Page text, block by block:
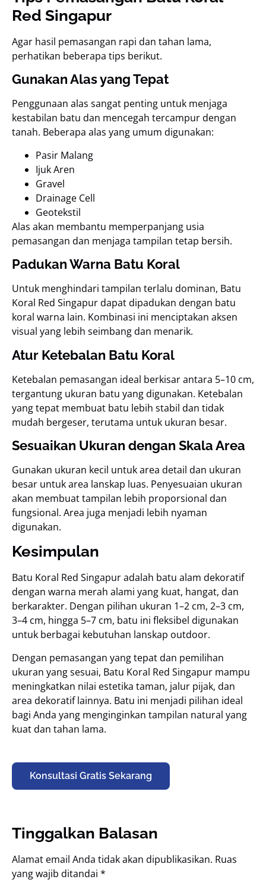
Red Singapur
Agar hasil pemasangan rapi dan tahan lama,
perhatikan beberapa tips berikut.
Gunakan Alas yang Tepat
Penggunaan alas sangat penting untuk menjaga
kestabilan batu dan mencegah tercampur dengan
tanah. Beberapa alas yang umum digunakan:
Pasir Malang
Ijuk Aren
Gravel
Drainage Cell
Geotekstil
Alas akan membantu memperpanjang usia
pemasangan dan menjaga tampilan tetap bersih.
Padukan Warna Batu Koral
Untuk menghindari tampilan terlalu dominan, Batu
Koral Red Singapur dapat dipadukan dengan batu
koral warna lain. Kombinasi ini menciptakan aksen
visual yang lebih seimbang dan menarik.
Atur Ketebalan Batu Koral
Ketebalan pemasangan ideal berkisar antara 5–10 cm,
tergantung ukuran batu yang digunakan. Ketebalan
yang tepat membuat batu lebih stabil dan tidak
mudah bergeser, terutama untuk ukuran besar.
Sesuaikan Ukuran dengan Skala Area
Gunakan ukuran kecil untuk area detail dan ukuran
besar untuk area lanskap luas. Penyesuaian ukuran
akan membuat tampilan lebih proporsional dan
fungsional. Area juga menjadi lebih nyaman
digunakan.
Kesimpulan
Batu Koral Red Singapur adalah batu alam dekoratif
dengan warna merah alami yang kuat, hangat, dan
berkarakter. Dengan pilihan ukuran 1–2 cm, 2–3 cm,
3–4 cm, hingga 5–7 cm, batu ini fleksibel digunakan
untuk berbagai kebutuhan lanskap outdoor.
Dengan pemasangan yang tepat dan pemilihan
ukuran yang sesuai, Batu Koral Red Singapur mampu
meningkatkan nilai estetika taman, jalur pijak, dan
area dekoratif lainnya. Batu ini menjadi pilihan ideal
bagi Anda yang menginginkan tampilan natural yang
kuat dan tahan lama.
Konsultasi Gratis Sekarang
Tinggalkan Balasan
Alamat email Anda tidak akan dipublikasikan. Ruas
yang wajib ditandai *